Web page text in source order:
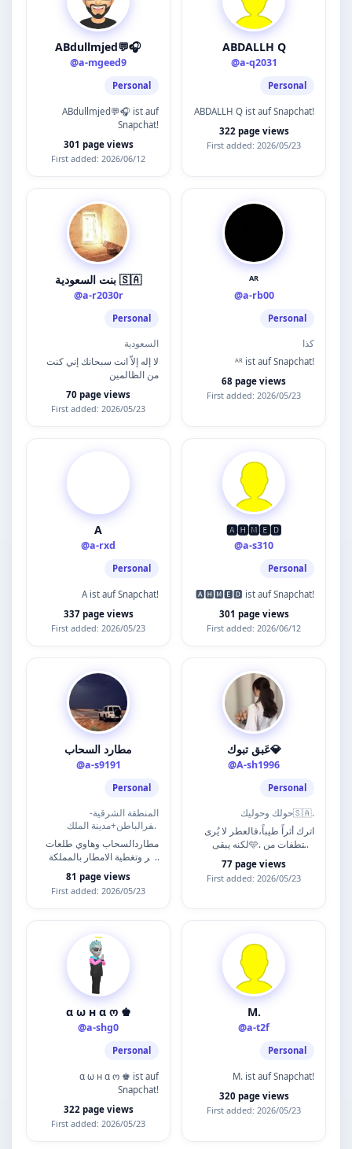
ABdullmjed💬🎧
@a-mgeed9
Personal
ABdullmjed💬🎧 ist auf
Snapchat!
301 page views
First added: 2026/06/12
ABDALLH Q
@a-q2031
Personal
ABDALLH Q ist auf Snapchat!
322 page views
First added: 2026/05/23
بنت السعودية 🇸🇦
@a-r2030r
Personal
السعودية
لا إله إلاَّ انت سبحانك إني كنت
من الظالمين
70 page views
First added: 2026/05/23
ᴬᴿ
@a-rb00
Personal
كذا
ᴬᴿ ist auf Snapchat!
68 page views
First added: 2026/05/23
A
@a-rxd
Personal
A ist auf Snapchat!
337 page views
First added: 2026/05/23
🅰🅷🅼🅴🅳
@a-s310
Personal
🅰🅷🅼🅴🅳 ist auf Snapchat!
301 page views
First added: 2026/06/12
مطارد السحاب
@a-s9191
Personal
المنطقة الشرقية-
حفرالباطن+مدينة الملك
خالد+القصيم+حائل+الرياض+الجنوب
مطاردالسحاب وهاوي طلعات
البر وتغطية الامطار بالمملكة
رقم(24021)🆘عضوبفريق
إنجادوعضوبفريق فزعة الشمال
81 page views
First added: 2026/05/23
عَبق تبوك💎
@A-sh1996
Personal
حولك وحوليك🇸🇦.
اترك أثراً طيباً،فالعطر لا يُرى
لكنه يبقى🩵. مقتطفات من
77 page views
First added: 2026/05/23
α ω н α ო ♚
@a-shg0
Personal
α ω н α ო ♚ ist auf
Snapchat!
322 page views
First added: 2026/05/23
M.
@a-t2f
Personal
M. ist auf Snapchat!
320 page views
First added: 2026/05/23